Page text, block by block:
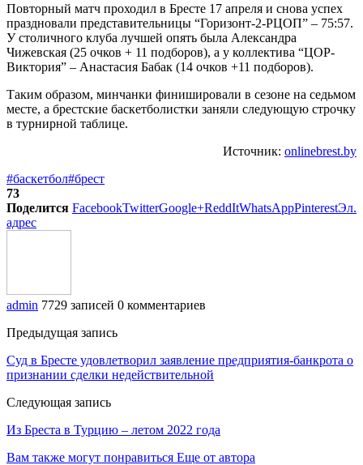
Повторный матч проходил в Бресте 17 апреля и снова успех
праздновали представительницы “Горизонт-2-РЦОП” – 75:57.
У столичного клуба лучшей опять была Александра
Чижевская (25 очков + 11 подборов), а у коллектива “ЦОР-
Виктория” – Анастасия Бабак (14 очков +11 подборов).
Таким образом, минчанки финишировали в сезоне на седьмом
месте, а брестские баскетболистки заняли следующую строчку
в турнирной таблице.
Источник: onlinebrest.by
#баскетбол#брест
73
Поделится FacebookTwitterGoogle+ReddItWhatsAppPinterestЭл.
адрес
admin 7729 записей 0 комментариев
Предыдущая запись
Суд в Бресте удовлетворил заявление предприятия-банкрота о
признании сделки недействительной
Следующая запись
Из Бреста в Турцию – летом 2022 года
Вам также могут понравиться Еще от автора